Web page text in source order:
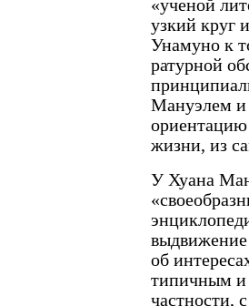
«ученой
узкий круг
Унамуно к
ратурной
Мануэлем и
ориентацию
жизни, из
У Хуана
выдвижение
об
типичным и
частности,